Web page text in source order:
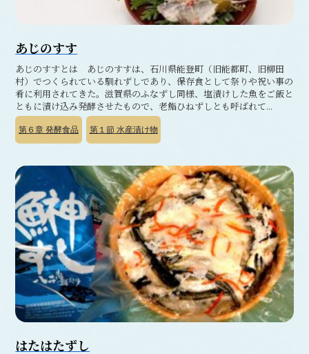
あじのすす
あじのすすとは あじのすすは、石川県能登町（旧能都町、旧柳田
村）でつくられている馴れずしであり、保存食として祭りや祝い事の
肴に利用されてきた。滋賀県のふなずし同様、塩漬けした魚をご飯と
ともに漬け込み発酵させたもので、老鮨ひねずしとも呼ばれて...
第６章 発酵食品 第１節水産漬け物
はたはたずし